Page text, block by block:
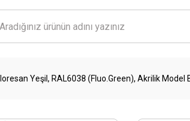
Yeşil, RAL6038 (Fluo.Green), Akrilik Model